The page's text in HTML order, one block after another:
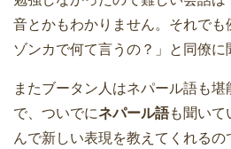
音とかもわかりません。それでも
ゾンカで何て言うの？」と同僚に
またブータン人はネパール語も
で、ついでにネパール語も聞いて
んで新しい表現を教えてくれる